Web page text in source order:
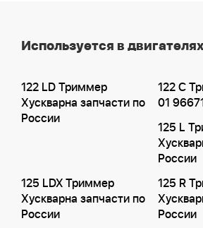
Используется в двигателях
122 LD Триммер
Хускварна запчасти по
России
122 C
01
125 L
России
125 LDX Триммер
Хускварна запчасти по
России
125 R
России